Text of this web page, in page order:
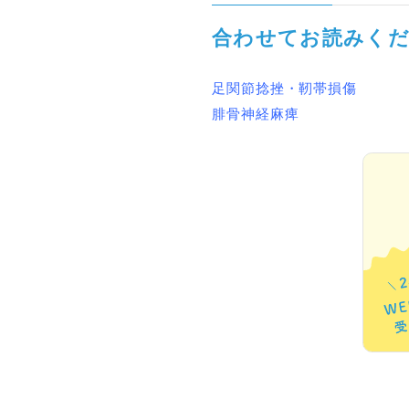
合わせてお読みく
足関節捻挫・靭帯損傷
腓骨神経麻痺